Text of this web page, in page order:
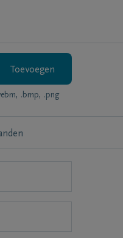
Toevoegen
.bmp, .png